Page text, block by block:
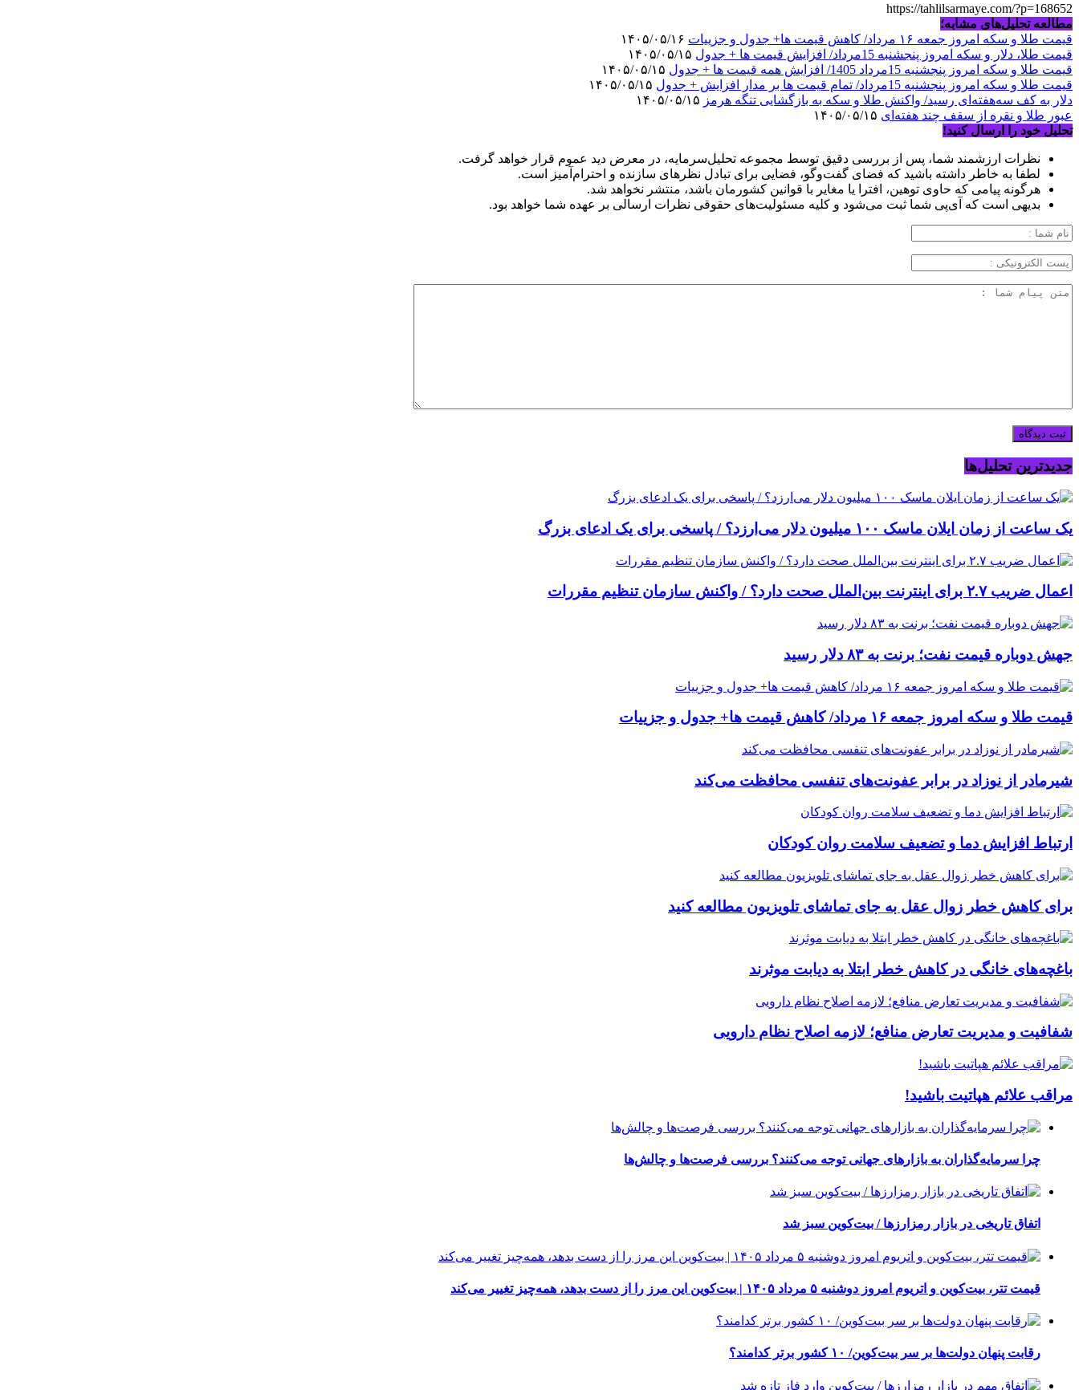
https://tahlilsarmaye.com/?p=168652
مطالعه تحلیل‌های مشابه؛
قیمت طلا و سکه امروز جمعه ۱۶ مرداد/ کاهش قیمت ها+ جدول و جزییات
قیمت طلا، دلار و سکه امروز پنجشنبه 15مرداد/ افزایش قیمت ها + جدول
قیمت طلا و سکه امروز پنجشنبه 15مرداد 1405/ افزایش همه قیمت ها + جدول
قیمت طلا و سکه امروز پنجشنبه 15مرداد/ تمام قیمت ها بر مدار افزایش + جدول
دلار به کف سه‌هفته‌ای رسید/ واکنش طلا و سکه به بازگشایی تنگه هرمز
عبور طلا و نقره از سقف چند هفته‌ای
تحلیل خود را ارسال کنید!
نظرات ارزشمند شما، پس از بررسی دقیق توسط مجموعه تحلیل‌سرمایه، در معرض دید عموم قرار خواهد گرفت.
لطفا به خاطر داشته باشید که فضای گفت‌وگو، فضایی برای تبادل نظرهای سازنده و احترام‌آمیز است.
هرگونه پیامی که حاوی توهین، افترا یا مغایر با قوانین کشورمان باشد، منتشر نخواهد شد.
بدیهی است که آی‌پی شما ثبت می‌شود و کلیه مسئولیت‌های حقوقی نظرات ارسالی بر عهده شما خواهد بود.
جدیدترین تحلیل‌ها
یک ساعت از زمان ایلان ماسک ۱۰۰ میلیون دلار می‌ارزد؟ / پاسخی برای یک ادعای بزرگ
اعمال ضریب ۲.۷ برای اینترنت بین‌الملل صحت دارد؟ / واکنش سازمان تنظیم مقررات
جهش دوباره قیمت نفت؛ برنت به ۸۳ دلار رسید
قیمت طلا و سکه امروز جمعه ۱۶ مرداد/ کاهش قیمت ها+ جدول و جزییات
شیرمادر از نوزاد در برابر عفونت‌های تنفسی محافظت می‌کند
ارتباط افزایش دما و تضعیف سلامت روان کودکان
برای کاهش خطر زوال عقل به جای تماشای تلویزیون مطالعه کنید
باغچه‌های خانگی در کاهش خطر ابتلا به دیابت موثرند
شفافیت و مدیریت تعارض منافع؛ لازمه اصلاح نظام دارویی
مراقب علائم هپاتیت باشید!
چرا سرمایه‌گذاران به بازارهای جهانی توجه می‌کنند؟ بررسی فرصت‌ها و چالش‌ها
اتفاق تاریخی در بازار رمزارزها / بیت‌کوین سبز شد
قیمت تتر، بیت‌کوین و اتریوم امروز دوشنبه ۵ مرداد ۱۴۰۵ | بیت‌کوین این مرز را از دست بدهد، همه‌چیز تغییر می‌کند
رقابت پنهان دولت‌ها بر سر بیت‌کوین/ ۱۰ کشور برتر کدامند؟